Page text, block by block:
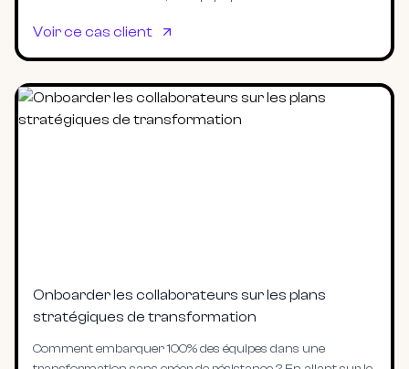
turnover élevé. En créant des rituels de synchronisation
cross-fonctionnels, en intégrant les CSM dans la
avant toute promesse commerciale, l'entreprise a
transformé trois silos en guerre en une chaîne de valeur
Voir ce cas client
Onboarder les collaborateurs sur les plans
stratégiques de transformation
Comment embarquer 100% des équipes dans une